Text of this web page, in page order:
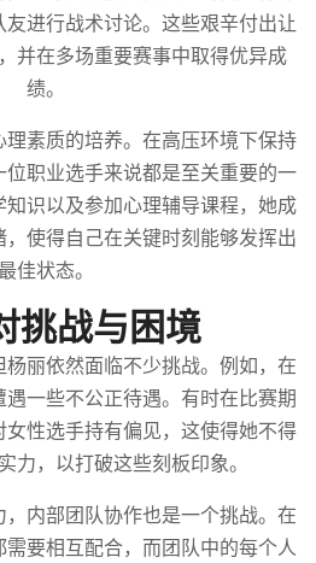
进行战术讨论。这些艰辛付出让
并在多场重要赛事中取得优异成
绩。
素质的培养。在高压环境下保持
职业选手来说都是至关重要的一
识以及参加心理辅导课程，她成
使得自己在关键时刻能够发挥出
佳状态。
挑战与困境
丽依然面临不少挑战。例如，在
一些不公正待遇。有时在比赛期
性选手持有偏见，这使得她不得
力，以打破这些刻板印象。
内部团队协作也是一个挑战。在
要相互配合，而团队中的每个人